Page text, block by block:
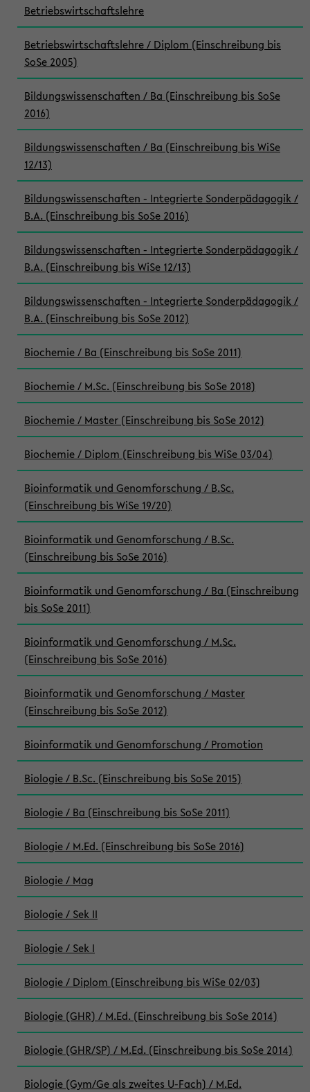
Betriebswirtschaftslehre
Betriebswirtschaftslehre / Diplom (Einschreibung bis
SoSe 2005)
Bildungswissenschaften / Ba (Einschreibung bis SoSe
2016)
Bildungswissenschaften / Ba (Einschreibung bis WiSe
12/13)
Bildungswissenschaften - Integrierte Sonderpädagogik /
B.A. (Einschreibung bis SoSe 2016)
Bildungswissenschaften - Integrierte Sonderpädagogik /
B.A. (Einschreibung bis WiSe 12/13)
Bildungswissenschaften - Integrierte Sonderpädagogik /
B.A. (Einschreibung bis SoSe 2012)
Biochemie / Ba (Einschreibung bis SoSe 2011)
Biochemie / M.Sc. (Einschreibung bis SoSe 2018)
Biochemie / Master (Einschreibung bis SoSe 2012)
Biochemie / Diplom (Einschreibung bis WiSe 03/04)
Bioinformatik und Genomforschung / B.Sc.
(Einschreibung bis WiSe 19/20)
Bioinformatik und Genomforschung / B.Sc.
(Einschreibung bis SoSe 2016)
Bioinformatik und Genomforschung / Ba (Einschreibung
bis SoSe 2011)
Bioinformatik und Genomforschung / M.Sc.
(Einschreibung bis SoSe 2016)
Bioinformatik und Genomforschung / Master
(Einschreibung bis SoSe 2012)
Bioinformatik und Genomforschung / Promotion
Biologie / B.Sc. (Einschreibung bis SoSe 2015)
Biologie / Ba (Einschreibung bis SoSe 2011)
Biologie / M.Ed. (Einschreibung bis SoSe 2016)
Biologie / Mag
Biologie / Sek II
Biologie / Sek I
Biologie / Diplom (Einschreibung bis WiSe 02/03)
Biologie (GHR) / M.Ed. (Einschreibung bis SoSe 2014)
Biologie (GHR/SP) / M.Ed. (Einschreibung bis SoSe 2014)
Biologie (Gym/Ge als zweites U-Fach) / M.Ed.